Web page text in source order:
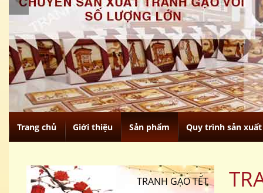
Trang chủ Giới thiệu Sản phẩm Quy trình sản xuất
TRANH GẠO TẾT